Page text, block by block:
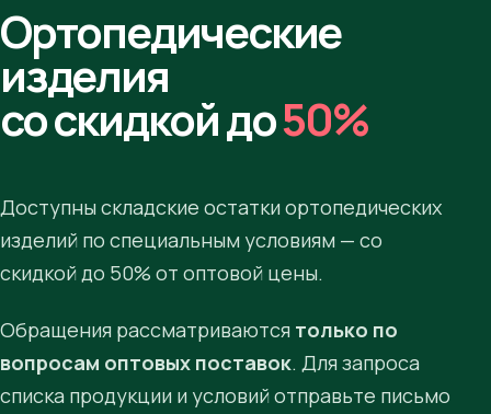
Ортопедические
изделия
со скидкой до50%
Доступны складские остатки ортопедических
изделий по специальным условиям — со
скидкой до 50% от оптовой цены.
Обращения рассматриваются только по
вопросам оптовых поставок. Для запроса
списка продукции и условий отправьте письмо